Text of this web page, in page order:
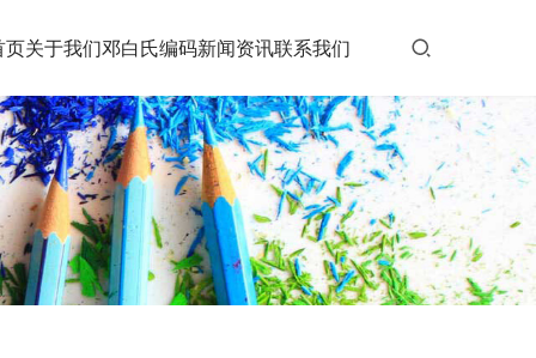
页关于我们邓白氏编码新闻资讯联系我们